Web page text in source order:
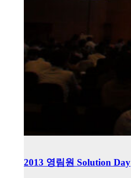
2013 영림원 Solution Day